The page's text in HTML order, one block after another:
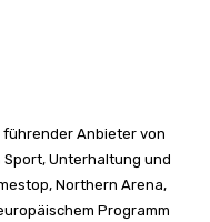
führender Anbieter von
Sport, Unterhaltung und
Northern Arena,
Programm